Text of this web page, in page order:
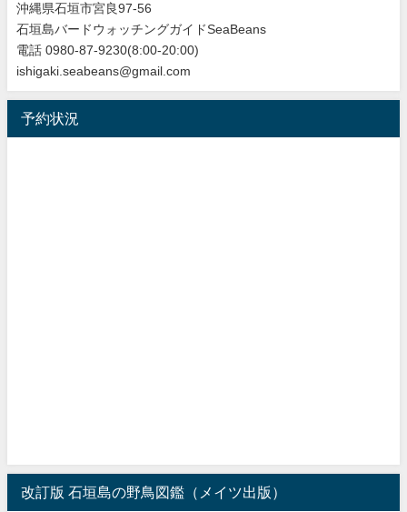
沖縄県石垣市宮良97-56
石垣島バードウォッチングガイドSeaBeans
電話 0980-87-9230(8:00-20:00)
ishigaki.seabeans@gmail.com
予約状況
改訂版 石垣島の野鳥図鑑（メイツ出版）